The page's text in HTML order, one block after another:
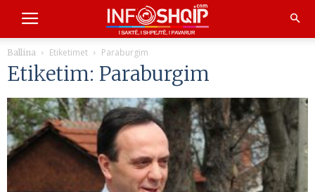
Ballina Etiketimet Paraburgim
Etiketim: Paraburgim